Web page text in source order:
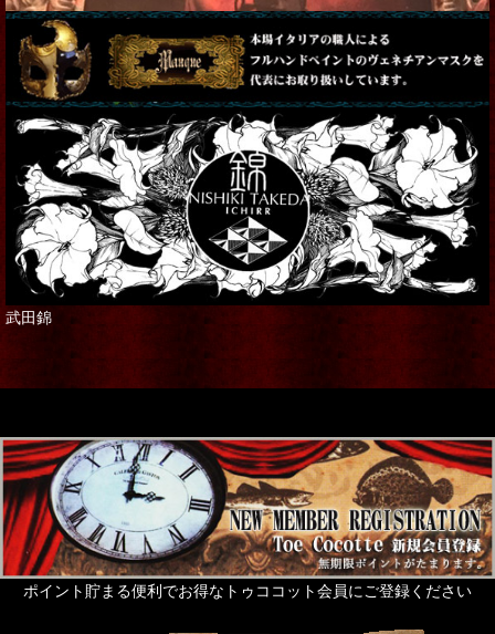
武田錦
ポイント貯まる便利でお得なトゥココット会員にご登録ください